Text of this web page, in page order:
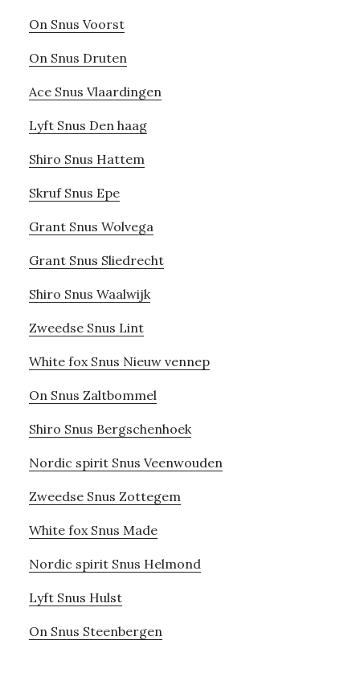
On Snus Voorst
On Snus Druten
Ace Snus Vlaardingen
Lyft Snus Den haag
Shiro Snus Hattem
Skruf Snus Epe
Grant Snus Wolvega
Grant Snus Sliedrecht
Shiro Snus Waalwijk
Zweedse Snus Lint
White fox Snus Nieuw vennep
On Snus Zaltbommel
Shiro Snus Bergschenhoek
Nordic spirit Snus Veenwouden
Zweedse Snus Zottegem
White fox Snus Made
Nordic spirit Snus Helmond
Lyft Snus Hulst
On Snus Steenbergen